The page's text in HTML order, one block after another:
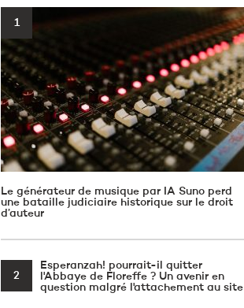
1
Le générateur de musique par IA Suno perd
une bataille judiciaire historique sur le droit
d’auteur
2
Esperanzah! pourrait-il quitter
l'Abbaye de Floreffe ? Un avenir en
question malgré l'attachement au site